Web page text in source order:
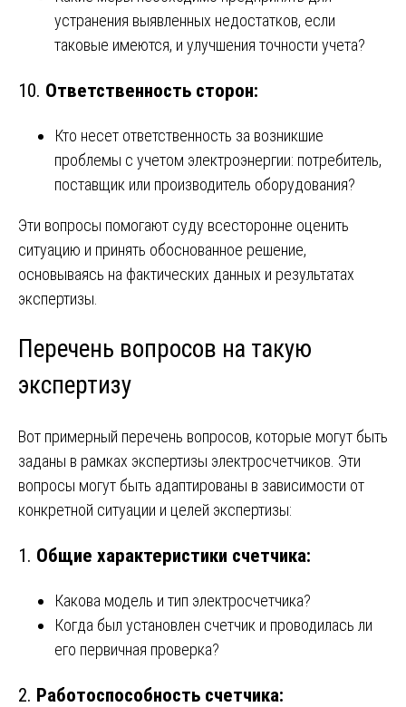
устранения выявленных недостатков, если
таковые имеются, и улучшения точности учета?
10. Ответственность сторон:
Кто несет ответственность за возникшие
проблемы с учетом электроэнергии: потребитель,
поставщик или производитель оборудования?
Эти вопросы помогают суду всесторонне оценить
ситуацию и принять обоснованное решение,
основываясь на фактических данных и результатах
экспертизы.
Перечень вопросов на такую
экспертизу
Вот примерный перечень вопросов, которые могут быть
заданы в рамках экспертизы электросчетчиков. Эти
вопросы могут быть адаптированы в зависимости от
конкретной ситуации и целей экспертизы:
1. Общие характеристики счетчика:
Какова модель и тип электросчетчика?
Когда был установлен счетчик и проводилась ли
его первичная проверка?
2. Работоспособность счетчика: